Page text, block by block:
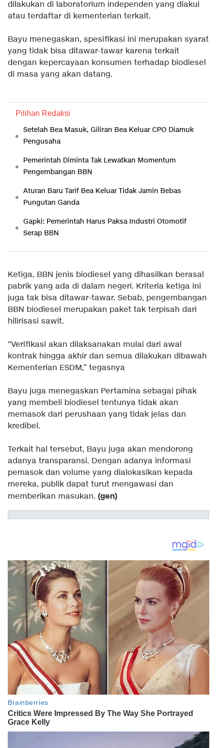
dilakukan di laboratorium independen yang diakui
atau terdaftar di kementerian terkait.
Bayu menegaskan, spesifikasi ini merupakan syarat
yang tidak bisa ditawar-tawar karena terkait
dengan kepercayaan konsumen terhadap biodiesel
di masa yang akan datang.
Pilihan Redaksi
Setelah Bea Masuk, Giliran Bea Keluar CPO Diamuk
Pengusaha
Pemerintah Diminta Tak Lewatkan Momentum
Pengembangan BBN
Aturan Baru Tarif Bea Keluar Tidak Jamin Bebas
Pungutan Ganda
Gapki: Pemerintah Harus Paksa Industri Otomotif
Serap BBN
Ketiga, BBN jenis biodiesel yang dihasilkan berasal
pabrik yang ada di dalam negeri. Kriteria ketiga ini
juga tak bisa ditawar-tawar. Sebab, pengembangan
BBN biodiesel merupakan paket tak terpisah dari
hilirisasi sawit.
“Verifikasi akan dilaksanakan mulai dari awal
kontrak hingga akhir dan semua dilakukan dibawah
Kementerian ESDM,” tegasnya
Bayu juga menegaskan Pertamina sebagai pihak
yang membeli biodiesel tentunya tidak akan
memasok dari perushaan yang tidak jelas dan
kredibel.
Terkait hal tersebut, Bayu juga akan mendorong
adanya transparansi. Dengan adanya informasi
pemasok dan volume yang dialokasikan kepada
mereka, publik dapat turut mengawasi dan
memberikan masukan. (gen)